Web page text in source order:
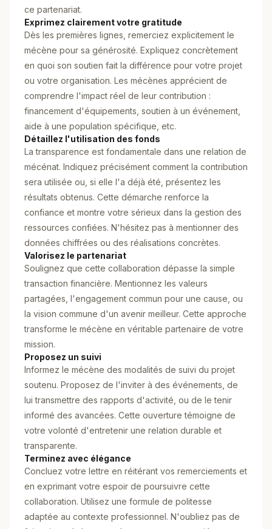
ce partenariat.
Exprimez clairement votre gratitude
Dès les premières lignes, remerciez explicitement le
mécène pour sa générosité. Expliquez concrètement
en quoi son soutien fait la différence pour votre projet
ou votre organisation. Les mécènes apprécient de
comprendre l'impact réel de leur contribution :
financement d'équipements, soutien à un événement,
aide à une population spécifique, etc.
Détaillez l'utilisation des fonds
La transparence est fondamentale dans une relation de
mécénat. Indiquez précisément comment la contribution
sera utilisée ou, si elle l'a déjà été, présentez les
résultats obtenus. Cette démarche renforce la
confiance et montre votre sérieux dans la gestion des
ressources confiées. N'hésitez pas à mentionner des
données chiffrées ou des réalisations concrètes.
Valorisez le partenariat
Soulignez que cette collaboration dépasse la simple
transaction financière. Mentionnez les valeurs
partagées, l'engagement commun pour une cause, ou
la vision commune d'un avenir meilleur. Cette approche
transforme le mécène en véritable partenaire de votre
mission.
Proposez un suivi
Informez le mécène des modalités de suivi du projet
soutenu. Proposez de l'inviter à des événements, de
lui transmettre des rapports d'activité, ou de le tenir
informé des avancées. Cette ouverture témoigne de
votre volonté d'entretenir une relation durable et
transparente.
Terminez avec élégance
Concluez votre lettre en réitérant vos remerciements et
en exprimant votre espoir de poursuivre cette
collaboration. Utilisez une formule de politesse
adaptée au contexte professionnel. N'oubliez pas de